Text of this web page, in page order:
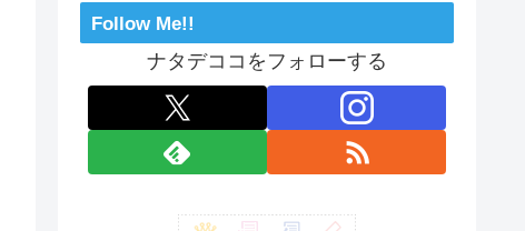
Follow Me!!
ナタデココをフォローする